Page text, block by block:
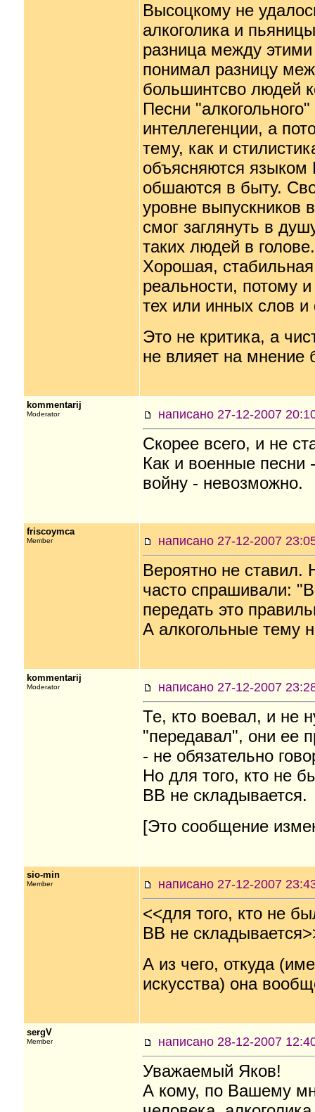
Высоцкому не
алкоголика и
разница между
понимал разницу
большинтсво людей
Песни
интеллегенции, а
тему, как и
объясняются языком
обшаются в быту.
уровне выпускников
смог заглянуть в
таких людей в голове.
Хорошая, стабильная
реальности, потому
тех или инных слов
Это не критика, а
не влияет на мнение
kommentarij
Moderator написано 27-12-2007
Скорее всего, и не
Как и военные песни
войну - невозможно.
friscoymca
Member написано 27-12-2007
Вероятно не ставил.
часто спрашивали:
передать это
А алкогольные тему
kommentarij
Moderator написано 27-12-2007
Те, кто воевал, и не
"передавал", они ее
- не обязательно
Но для того, кто не
ВВ не складывается.
[Это сообщение
sio-min
Member написано 27-12-2007
<<для того, кто не
ВВ не
А из чего, откуда
искусства) она
sergV
Member написано 28-12-2007
Уважаемый Яков!
А кому, по Вашему